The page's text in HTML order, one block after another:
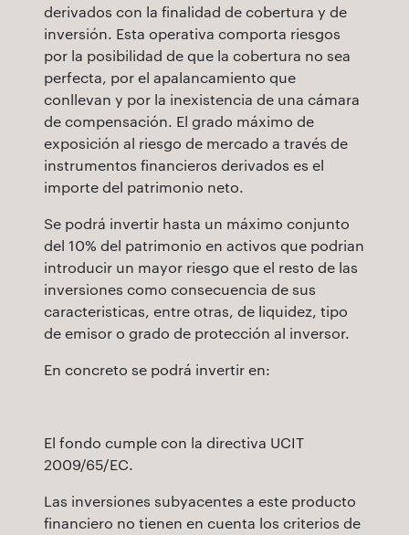
derivados con la finalidad de cobertura y de
inversión. Esta operativa comporta riesgos
por la posibilidad de que la cobertura no sea
perfecta, por el apalancamiento que
conllevan y por la inexistencia de una cámara
de compensación. El grado máximo de
exposición al riesgo de mercado a través de
instrumentos financieros derivados es el
importe del patrimonio neto.
Se podrá invertir hasta un máximo conjunto
del 10% del patrimonio en activos que podrian
introducir un mayor riesgo que el resto de las
inversiones como consecuencia de sus
caracteristicas, entre otras, de liquidez, tipo
de emisor o grado de protección al inversor.
En concreto se podrá invertir en:
El fondo cumple con la directiva UCIT
2009/65/EC.
Las inversiones subyacentes a este producto
financiero no tienen en cuenta los criterios de